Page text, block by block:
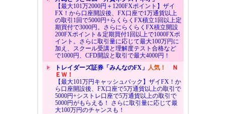
【最大101万2000円＋1200FXポイント】ザイ
FX！から口座開設後、FX口座で1万通貨以上
の取引1回で5000円+らくらくFX積立1回以上定
期買付で3000円。さらにらくらくFX積立開設
200FXポイント＆定期買付1回以上で1000FXポ
イント。さらに取引量に応じて最大100万円に
加え、スクール受講と理解度テスト合格など
で1000円、CFD開設と取引で最大4000円！
トレイダーズ証券「みんなのFX」 人気！
Ｎ
ＥＷ！
【最大101万円キャッシュバック】ザイFX！か
ら口座開設後、FX口座で5万通貨以上の取引で
5000円+シストレ口座で5万通貨以上の取引で
5000円がもらえる！ さらに取引量に応じて最
大100万円のチャンスも！